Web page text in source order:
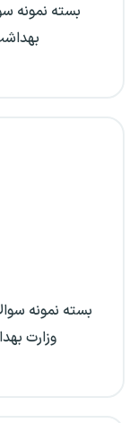
بسته نمونه
بسته نمونه
وزارت